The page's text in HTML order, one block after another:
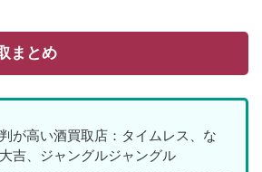
まとめ
が高い酒買取店：タイムレス、な
吉、ジャングルジャングル